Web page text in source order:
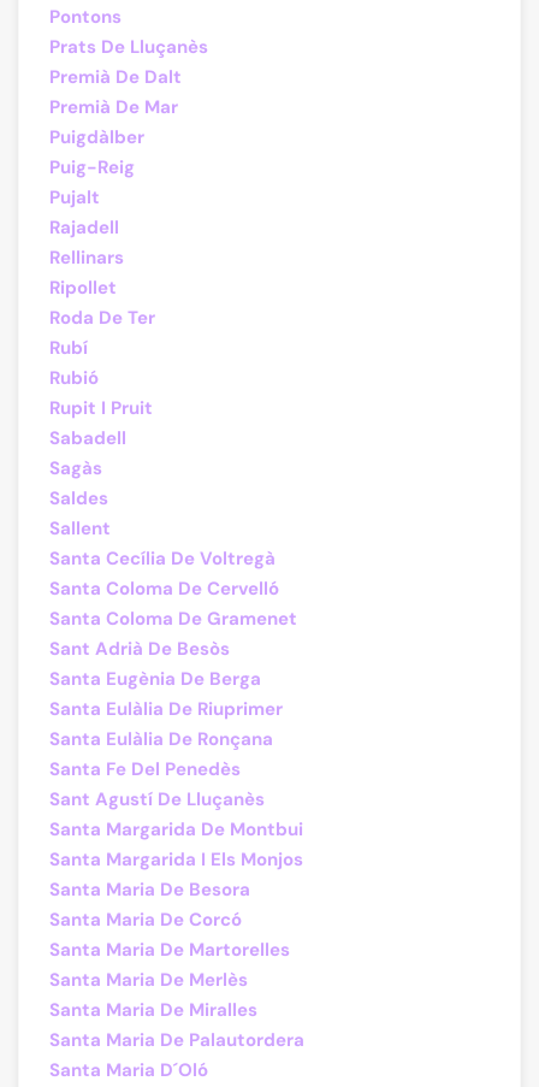
Pontons
Prats De Lluçanès
Premià De Dalt
Premià De Mar
Puigdàlber
Puig-Reig
Pujalt
Rajadell
Rellinars
Ripollet
Roda De Ter
Rubí
Rubió
Rupit I Pruit
Sabadell
Sagàs
Saldes
Sallent
Santa Cecília De Voltregà
Santa Coloma De Cervelló
Santa Coloma De Gramenet
Sant Adrià De Besòs
Santa Eugènia De Berga
Santa Eulàlia De Riuprimer
Santa Eulàlia De Ronçana
Santa Fe Del Penedès
Sant Agustí De Lluçanès
Santa Margarida De Montbui
Santa Margarida I Els Monjos
Santa Maria De Besora
Santa Maria De Corcó
Santa Maria De Martorelles
Santa Maria De Merlès
Santa Maria De Miralles
Santa Maria De Palautordera
Santa Maria D´Oló